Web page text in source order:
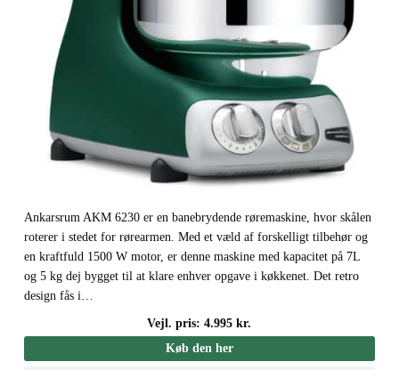
Ankarsrum AKM 6230 er en banebrydende røremaskine, hvor skålen
roterer i stedet for rørearmen. Med et væld af forskelligt tilbehør og
en kraftfuld 1500 W motor, er denne maskine med kapacitet på 7L
og 5 kg dej bygget til at klare enhver opgave i køkkenet. Det retro
design fås i…
Vejl. pris: 4.995 kr.
Køb den her